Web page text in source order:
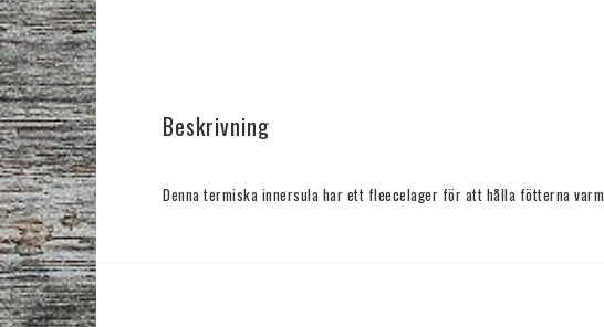
Beskrivning
Denna termiska innersula har ett fleecelager för att hålla fötterna